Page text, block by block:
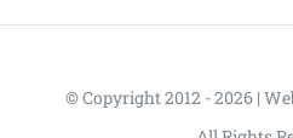
© Copyright 2012 - 2026 |